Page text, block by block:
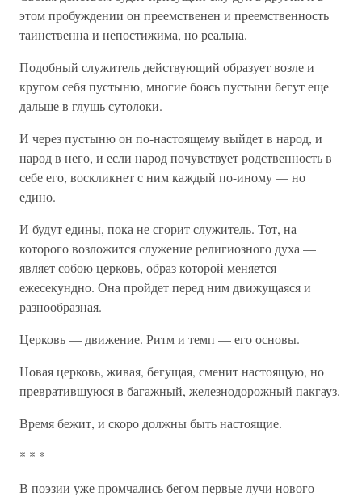
этом пробуждении он преемственен и преемственность
таинственна и непостижима, но реальна.
Подобный служитель действующий образует возле и
кругом себя пустыню, многие боясь пустыни бегут еще
дальше в глушь сутолоки.
И через пустыню он по-настоящему выйдет в народ, и
народ в него, и если народ почувствует родственность в
себе его, воскликнет с ним каждый по-иному — но
едино.
И будут едины, пока не сгорит служитель. Тот, на
которого возложится служение религиозного духа —
являет собою церковь, образ которой меняется
ежесекундно. Она пройдет перед ним движущаяся и
разнообразная.
Церковь — движение. Ритм и темп — его основы.
Новая церковь, живая, бегущая, сменит настоящую, но
превратившуюся в багажный, железнодорожный пакгауз.
Время бежит, и скоро должны быть настоящие.
* * *
В поэзии уже промчались бегом первые лучи нового